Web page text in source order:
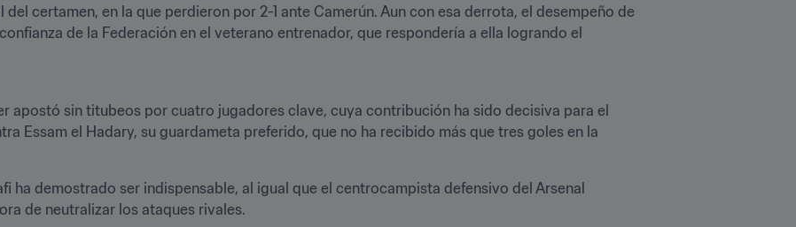
certamen, en la que perdieron por 2-1 ante Camerún. Aun con esa derrota, el desempeño de
de la Federación en el veterano entrenador, que respondería a ella logrando el
apostó sin titubeos por cuatro jugadores clave, cuya contribución ha sido decisiva para el
Essam el Hadary, su guardameta preferido, que no ha recibido más que tres goles en la
ha demostrado ser indispensable, al igual que el centrocampista defensivo del Arsenal
de neutralizar los ataques rivales.